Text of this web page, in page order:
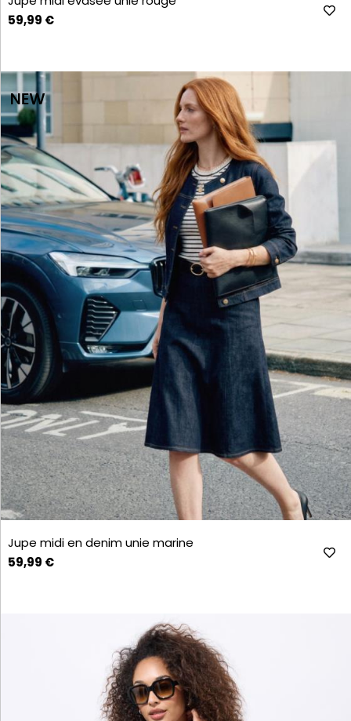
59,99 €
Jupe midi en denim unie marine
59,99 €